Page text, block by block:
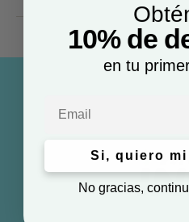
10% de
en tu
Si, quiero
No gracias,